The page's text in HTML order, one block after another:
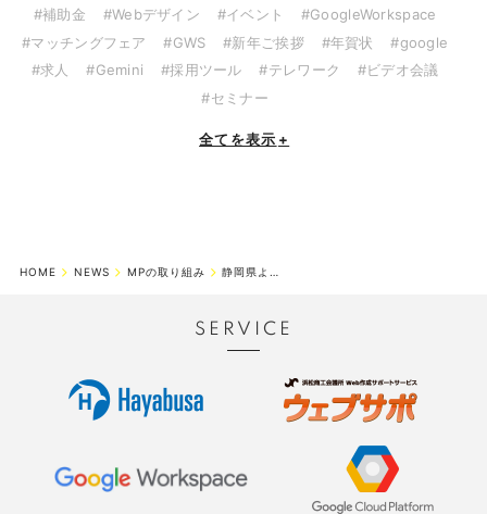
#補助金 #Webデザイン #イベント
#GoogleWorkspace
#マッチングフェア
#GWS #新年ご挨拶 #年賀状
#google
#求人
#Gemini #採用ツール #テレワーク
#ビデオ会議
#セミナー
全てを表示 +
HOME NEWS MPの取り組み 静岡県より「ふじのくに健康づくり推進シルバー事業所認定」を受けました
SERVICE